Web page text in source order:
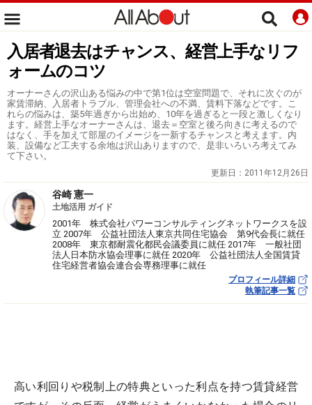
入居者退去はチャンス、経営上手なリフ
ォームのコツ
オーナーさんの沢山ある悩みの中で第1位は空室問題で、それに次ぐのが
家賃滞納、入居者トラブル、管理会社への不満、賃料下落などです。こ
れらの悩みは、築5年過ぎから出始め、10年を過ぎると一段と激しくなり
ます。経営上手なオーナーさんは、退去＝空室と後ろ向きに考えるので
はなく、手を加えて部屋のイメージを一新するチャンスと考えます。内
装、設備など工夫する余地は沢山ありますので、是非いろいろ考えてみ
て下さい。
更新日： 2011年12月26日
谷崎 憲一
土地活用 ガイド
2001年 株式会社パワーコンサルティングネットワークスを設
立 2007年 公益社団法人東京共同住宅協会 第9代会長に就任
2008年 東京都耐震化都民会議委員に就任 2017年 一般社団
法人日本防水協会理事に就任 2020年 公益社団法人全国賃貸
住宅経営者協会連合会専務理事に就任
プロフィール詳細
執筆記事一覧
高い利回りや税制上の特典といった利点を持つ賃貸経営